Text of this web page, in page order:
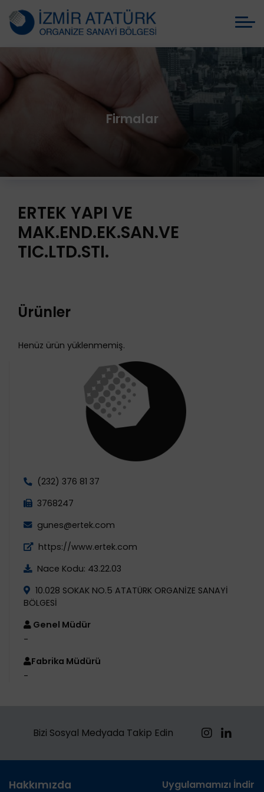
Firmalar
ERTEK YAPI VE
MAK.END.EK.SAN.VE
TIC.LTD.STI.
Ürünler
Henüz ürün yüklenmemiş.
(232) 376 81 37
3768247
gunes@ertek.com
https://www.ertek.com
Nace Kodu: 43.22.03
10.028 SOKAK NO.5 ATATÜRK ORGANİZE SANAYİ
BÖLGESİ
Genel Müdür
-
Fabrika Müdürü
-
Bizi Sosyal Medyada Takip Edin
Hakkımızda Uygulamamızı İndirin